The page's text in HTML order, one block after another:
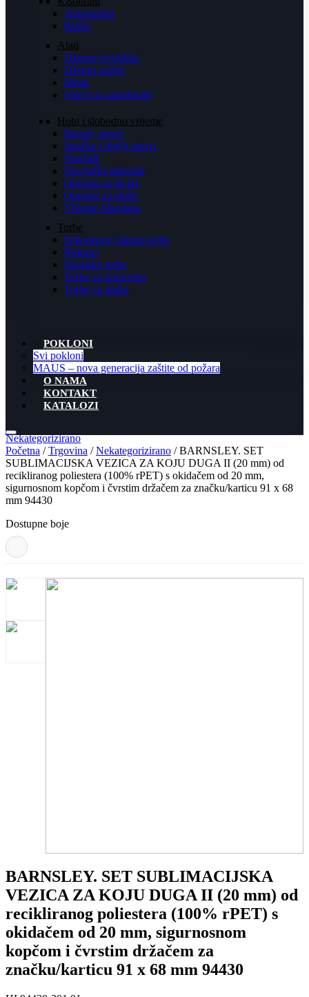
Automatski
Ručni
Alati
Džepne svjetiljke
Džepni nožići
Metar
Setovi za auto/bicikl
Hobi i slobodno vrijeme
Beauty setovi
Igračke i dječji setovi
Naočale
Navijački rekviziti
Oprema za bicikl
Oprema za plažu
Vrijeme blagdana
Torbe
Dokument i laptop torbe
Ruksaci
Sportske torbe
Torbe za kupovinu
Torbe za plažu
POKLONI
Svi pokloni
MAUS – nova generacija zaštite od požara
O NAMA
KONTAKT
KATALOZI
Nekategorizirano
Početna /Trgovina /Nekategorizirano / BARNSLEY. SET
SUBLIMACIJSKA VEZICA ZA KOJU DUGA II (20 mm) od
recikliranog poliestera (100% rPET) s okidačem od 20 mm,
sigurnosnom kopčom i čvrstim držačem za značku/karticu 91 x 68
mm 94430
Dostupne boje
BARNSLEY. SET SUBLIMACIJSKA
VEZICA ZA KOJU DUGA II (20 mm) od
recikliranog poliestera (100% rPET) s
okidačem od 20 mm, sigurnosnom
kopčom i čvrstim držačem za
značku/karticu 91 x 68 mm 94430